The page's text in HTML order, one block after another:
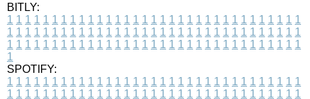
BITLY:
1 1 1 1 1 1 1 1 1 1 1 1 1 1 1 1 1 1 1 1 1 1 1 1 1 1 1 1 1 1 1 1 1
1 1 1 1 1 1 1 1 1 1 1 1 1 1 1 1 1 1 1 1 1 1 1 1 1 1 1 1 1 1 1 1 1
1 1 1 1 1 1 1 1 1 1 1 1 1 1 1 1 1 1 1 1 1 1 1 1 1 1 1 1 1 1 1 1 1
1
SPOTIFY:
1 1 1 1 1 1 1 1 1 1 1 1 1 1 1 1 1 1 1 1 1 1 1 1 1 1 1 1 1 1 1 1 1
1 1 1 1 1 1 1 1 1 1 1 1 1 1 1 1 1 1 1 1 1 1 1 1 1 1 1 1 1 1 1 1 1